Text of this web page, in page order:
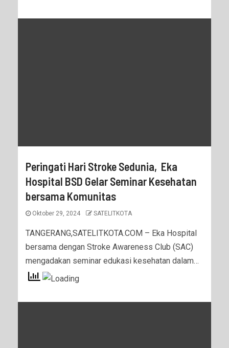
Peringati Hari Stroke Sedunia, Eka
Hospital BSD Gelar Seminar Kesehatan
bersama Komunitas
Oktober 29, 2024 SATELITKOTA
TANGERANG,SATELITKOTA.COM – Eka Hospital
bersama dengan Stroke Awareness Club (SAC)
mengadakan seminar edukasi kesehatan dalam…